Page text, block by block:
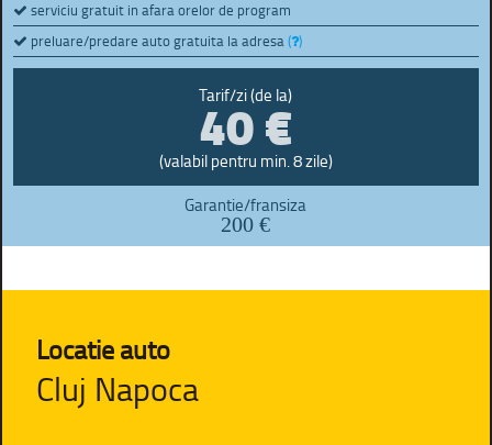
serviciu gratuit in afara orelor de program
preluare/predare auto gratuita la adresa( )
Tarif/zi (de la)
40 €
(valabil pentru min. 8 zile)
Garantie/fransiza
200 €
Locatie auto
Cluj Napoca